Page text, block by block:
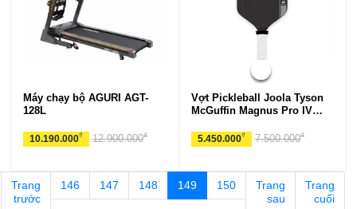
Máy chạy bộ AGURI AGT-
128L
10.190.000₫ 12.900.000₫
Vợt Pickleball Joola Tyson
McGuffin Magnus Pro IV
5.450.000₫ 7.500.000₫
Trang
trước
146 147 148 149 150
Trang
sau
Trang
cuối